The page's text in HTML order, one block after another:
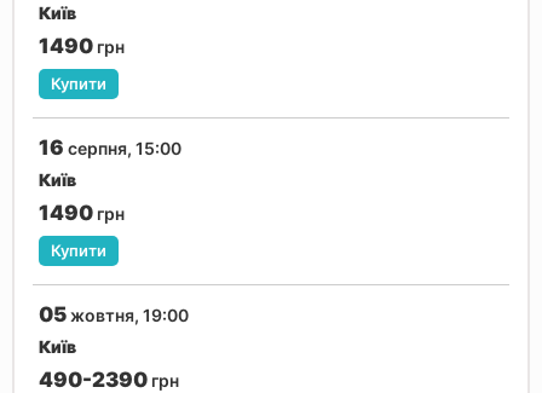
Київ
1490 грн
Купити
16 серпня, 15:00
Київ
1490 грн
Купити
05жовтня, 19:00
Київ
490-2390 грн